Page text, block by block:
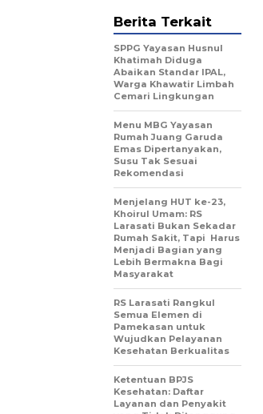
Berita Terkait
SPPG Yayasan Husnul
Khatimah Diduga
Abaikan Standar IPAL,
Warga Khawatir Limbah
Cemari Lingkungan
Menu MBG Yayasan
Rumah Juang Garuda
Emas Dipertanyakan,
Susu Tak Sesuai
Rekomendasi
Menjelang HUT ke-23,
Khoirul Umam: RS
Larasati Bukan Sekadar
Rumah Sakit, Tapi Harus
Menjadi Bagian yang
Lebih Bermakna Bagi
Masyarakat
RS Larasati Rangkul
Semua Elemen di
Pamekasan untuk
Wujudkan Pelayanan
Kesehatan Berkualitas
Ketentuan BPJS
Kesehatan: Daftar
Layanan dan Penyakit